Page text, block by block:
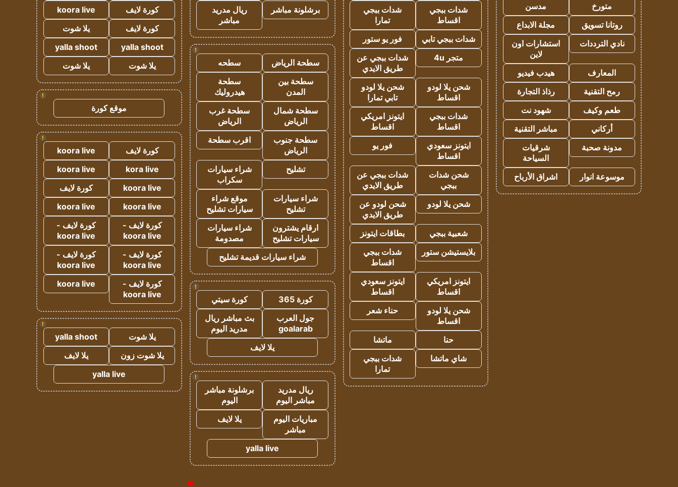
متورخ
مدسن
روتانا تسويق
مجلة الابداع
نادي الترددات
استشارات اون
لاين
المعارف
هيدب فيديو
رمح التقنية
رذاذ التجارة
طعم وكيف
شهود نت
أركاني
مباشر التقنية
مدونة صحبة
شرقيات
السياحة
موسوعة انوار
اشراق الأرباح
شدات ببجي
اقساط
شدات ببجي
تمارا
شدات ببجي تابي
فور يو ستور
متجر 4u
شدات ببجي عن
طريق الايدي
شحن يلا لودو
اقساط
شحن يلا لودو
تابي تمارا
شدات ببجي
اقساط
ايتونز امريكي
اقساط
ايتونز سعودي
اقساط
فور يو
شحن شدات
ببجي
شدات ببجي عن
طريق الايدي
شحن يلا لودو
شحن لودو عن
طريق الايدي
شعبية ببجي
بطاقات ايتونز
بلايستيشن ستور
شدات ببجي
اقساط
ايتونز امريكي
اقساط
ايتونز سعودي
اقساط
شحن يلا لودو
اقساط
حناء شعر
حنا
ماتشا
شاي ماتشا
شدات ببجي
تمارا
برشلونة مباشر
ريال مدريد
مباشر
!
سطحة الرياض
سطحه
سطحة بين
المدن
سطحة
هيدروليك
سطحة شمال
الرياض
سطحة غرب
الرياض
سطحة جنوب
الرياض
اقرب سطحة
تشليح
شراء سيارات
سكراب
شراء سيارات
تشليح
موقع شراء
سيارات تشليح
ارقام يشترون
سيارات تشليح
شراء سيارات
مصدومة
شراء سيارات قديمة تشليح
!
كورة 365
كورة سيتي
جول العرب
goalarab
بث مباشر ريال
مدريد اليوم
يلا لايف
!
ريال مدريد
مباشر اليوم
برشلونة مباشر
اليوم
مباريات اليوم
مباشر
يلا لايف
yalla live
كورة لايف
koora live
كورة لايف
يلا شوت
yalla shoot
yalla shoot
يلا شوت
يلا شوت
!
موقع كورة
!
كورة لايف
koora live
kora live
koora live
koora live
كورة لايف
koora live
koora live
كورة لايف -
koora live
كورة لايف -
koora live
كورة لايف -
koora live
كورة لايف -
koora live
كورة لايف -
koora live
koora live
!
يلا شوت
yalla shoot
يلا شوت زون
يلا لايف
yalla live